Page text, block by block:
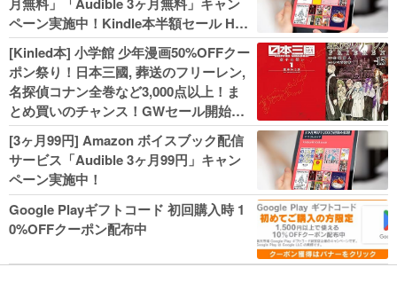
ペーン実施中！Kindle本半額セール HU
NTER×HUNTERなど集英社、無職転生,
幼女戦記などKADOKAWA、キャプテン
翼100円セールも！
[Kinled本] 小学館 少年漫画50%OFFクー
ポン祭り！日本三國, 葬送のフリーレン,
名探偵コナン全巻など3,000点以上！ま
とめ買いのチャンス！GWセール開始！
人気コミック多数 カドカワ祭やIT関連本
がセールに！
[3ヶ月99円] Amazon ボイスブック配信
サービス「Audible 3ヶ月99円」キャン
ペーン実施中！
Google Playギフトコード 初回購入時 1
0%OFFクーポン配布中